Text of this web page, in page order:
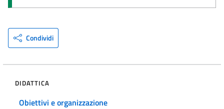
Condividi
DIDATTICA
Obiettivi e organizzazione